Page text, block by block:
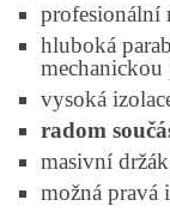
profesionální
hluboká
mechanickou
vysoká
radom
masivní
možná pravá